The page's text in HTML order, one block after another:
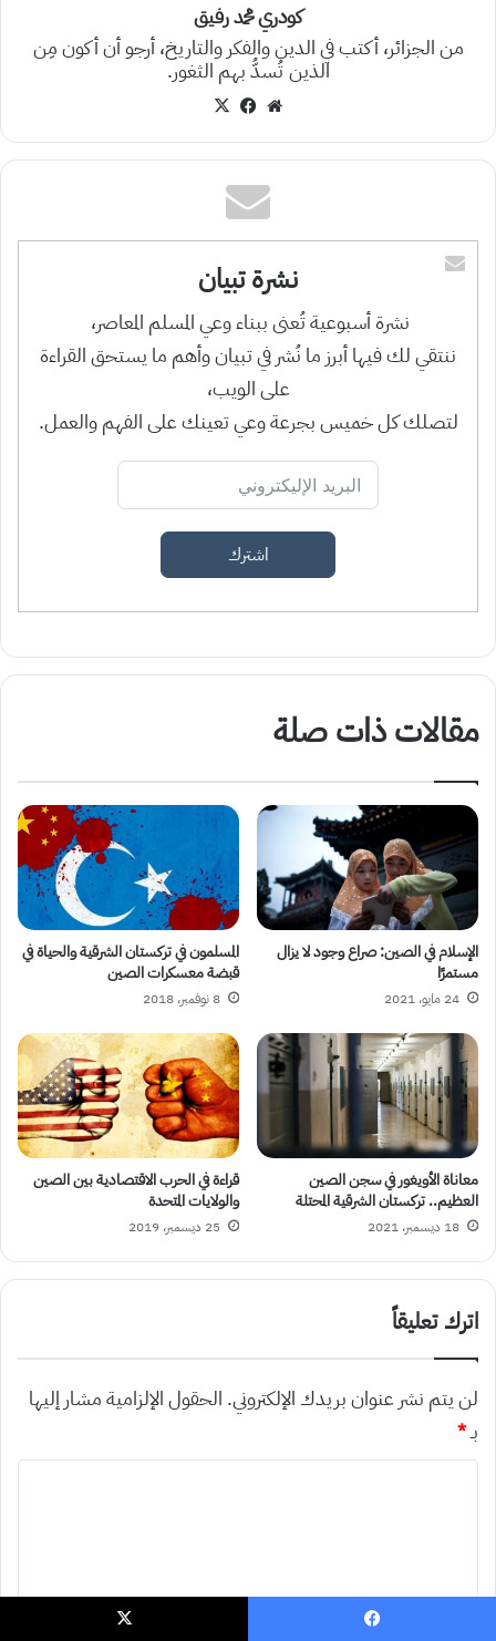
كودري محمد رفيق
من الجزائر، أكتب في الدين والفكر والتاريخ، أرجو أن أكون مِن
الذين تُسدُّ بهم الثغور.
موقع فيسبوك
نشرة تبيان
نشرة أسبوعية تُعنى ببناء وعي المسلم المعاصر،
ننتقي لك فيها أبرز ما نُشر في تبيان وأهم ما يستحق القراءة
على الويب،
لتصلك كل خميس بجرعة وعي تعينك على الفهم والعمل.
اشترك
مقالات ذات صلة
الإسلام في الصين: صراع وجود لا يزال
مستمرًا
24 مايو، 2021
المسلمون في تركستان الشرقية والحياة في
قبضة معسكرات الصين
8 نوفمبر، 2018
معاناة الأويغور في سجن الصين
العظيم.. تركستان الشرقية المحتلة
18 ديسمبر، 2021
قراءة في الحرب الاقتصادية بين الصين
والولايات المتحدة
25 ديسمبر، 2019
اترك تعليقاً
لن يتم نشر عنوان بريدك الإلكتروني. الحقول الإلزامية مشار إليها
بـ*